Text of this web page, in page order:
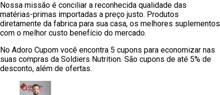
Nossa missão é conciliar a reconhecida qualidade das
matérias-primas importadas a preço justo. Produtos
diretamente da fabrica para sua casa, os melhores suplementos
com o melhor custo benefício do mercado.
No Adoro Cupom você encontra 5 cupons para economizar nas
suas compras da Soldiers Nutrition. São cupons de até 5% de
desconto, além de ofertas.